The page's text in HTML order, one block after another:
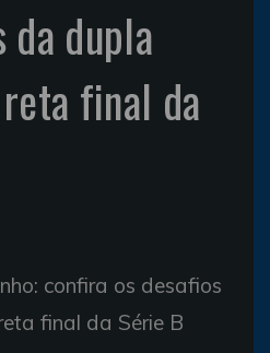
da dupla
final da
confira os desafios
final da Série B